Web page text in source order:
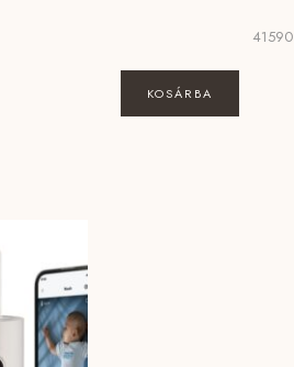
41590
KOSÁRBA